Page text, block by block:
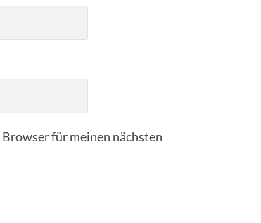
für meinen nächsten